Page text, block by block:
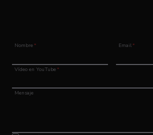
Nombre* Email*
Vídeo en YouTube*
Mensaje